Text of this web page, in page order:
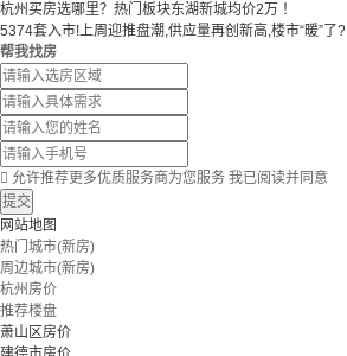
杭州买房选哪里？热门板块东湖新城均价2万 ！
5374套入市!上周迎推盘潮,供应量再创新高,楼市“暖”了?
帮我找房
 允许推荐更多优质服务商为您服务 我已阅读并同意
提交
网站地图
热门城市(新房)
周边城市(新房)
杭州房价
推荐楼盘
萧山区房价